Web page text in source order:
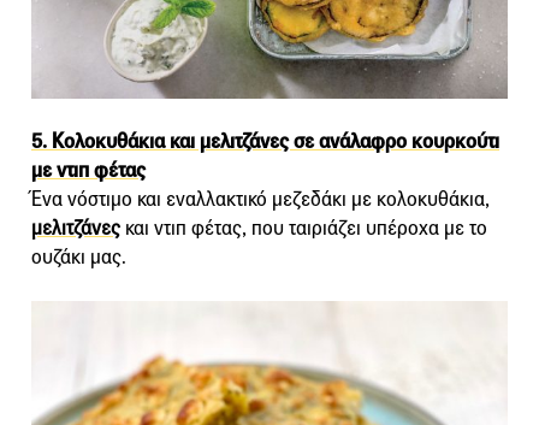
5. Kολοκυθάκια και μελιτζάνες σε ανάλαφρο κουρκούτι
με ντιπ φέτας
Ένα νόστιμο και εναλλακτικό μεζεδάκι με κολοκυθάκια,
μελιτζάνες και ντιπ φέτας, που ταιριάζει υπέροχα με το
ουζάκι μας.